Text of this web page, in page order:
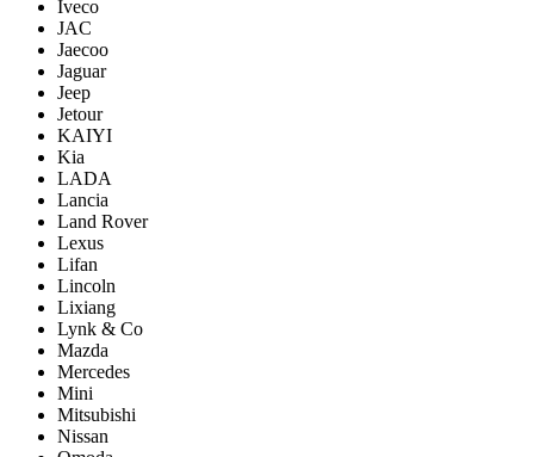
Iveco
JAC
Jaecoo
Jaguar
Jeep
Jetour
KAIYI
Kia
LADA
Lancia
Land Rover
Lexus
Lifan
Lincoln
Lixiang
Lynk & Co
Mazda
Mercedes
Mini
Mitsubishi
Nissan